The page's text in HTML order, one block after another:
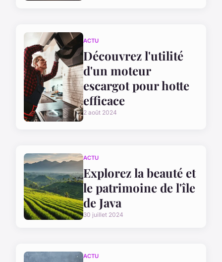
ACTU
Découvrez l'utilité
d'un moteur
escargot pour hotte
efficace
2 août 2024
ACTU
Explorez la beauté et
le patrimoine de l'île
de Java
30 juillet 2024
ACTU